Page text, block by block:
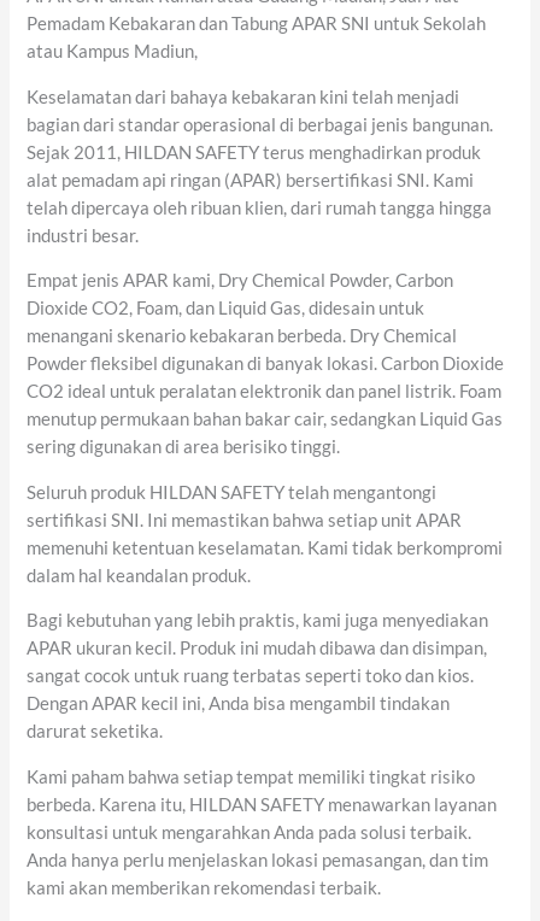
Pemadam Kebakaran dan Tabung APAR SNI untuk Sekolah
atau Kampus Madiun,
Keselamatan dari bahaya kebakaran kini telah menjadi
bagian dari standar operasional di berbagai jenis bangunan.
Sejak 2011, HILDAN SAFETY terus menghadirkan produk
alat pemadam api ringan (APAR) bersertifikasi SNI. Kami
telah dipercaya oleh ribuan klien, dari rumah tangga hingga
industri besar.
Empat jenis APAR kami, Dry Chemical Powder, Carbon
Dioxide CO2, Foam, dan Liquid Gas, didesain untuk
menangani skenario kebakaran berbeda. Dry Chemical
Powder fleksibel digunakan di banyak lokasi. Carbon Dioxide
CO2 ideal untuk peralatan elektronik dan panel listrik. Foam
menutup permukaan bahan bakar cair, sedangkan Liquid Gas
sering digunakan di area berisiko tinggi.
Seluruh produk HILDAN SAFETY telah mengantongi
sertifikasi SNI. Ini memastikan bahwa setiap unit APAR
memenuhi ketentuan keselamatan. Kami tidak berkompromi
dalam hal keandalan produk.
Bagi kebutuhan yang lebih praktis, kami juga menyediakan
APAR ukuran kecil. Produk ini mudah dibawa dan disimpan,
sangat cocok untuk ruang terbatas seperti toko dan kios.
Dengan APAR kecil ini, Anda bisa mengambil tindakan
darurat seketika.
Kami paham bahwa setiap tempat memiliki tingkat risiko
berbeda. Karena itu, HILDAN SAFETY menawarkan layanan
konsultasi untuk mengarahkan Anda pada solusi terbaik.
Anda hanya perlu menjelaskan lokasi pemasangan, dan tim
kami akan memberikan rekomendasi terbaik.